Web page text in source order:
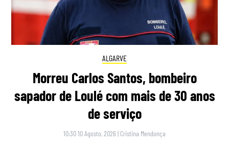
ALGARVE
Morreu Carlos Santos, bombeiro
sapador de Loulé com mais de 30 anos
de serviço
10:30 10 Agosto, 2026 | Cristina Mendonça